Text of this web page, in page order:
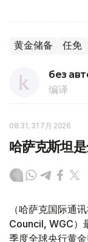
黄金储备 任免
без
编译
08:31, 31 7月 2026
哈萨克斯坦
（哈萨克国际通
Council, WGC）
季度全球央行黄